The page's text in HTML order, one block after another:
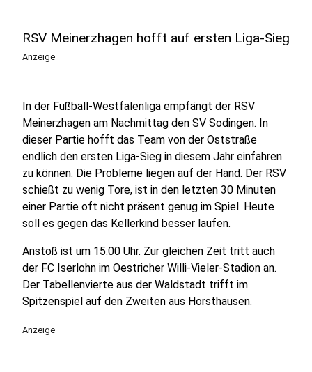
RSV Meinerzhagen hofft auf ersten Liga-Sieg
Anzeige
In der Fußball-Westfalenliga empfängt der RSV
Meinerzhagen am Nachmittag den SV Sodingen. In
dieser Partie hofft das Team von der Oststraße
endlich den ersten Liga-Sieg in diesem Jahr einfahren
zu können. Die Probleme liegen auf der Hand. Der RSV
schießt zu wenig Tore, ist in den letzten 30 Minuten
einer Partie oft nicht präsent genug im Spiel. Heute
soll es gegen das Kellerkind besser laufen.
Anstoß ist um 15:00 Uhr. Zur gleichen Zeit tritt auch
der FC Iserlohn im Oestricher Willi-Vieler-Stadion an.
Der Tabellenvierte aus der Waldstadt trifft im
Spitzenspiel auf den Zweiten aus Horsthausen.
Anzeige